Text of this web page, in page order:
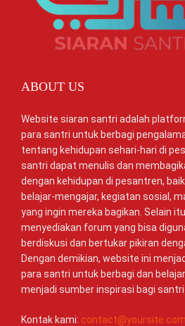
ABOUT US
Website siaran santri adalah
para santri untuk berbagi
tentang kehidupan sehari-hari di
santri dapat menulis dan
dengan kehidupan di pesantren,
belajar-mengajar, kegiatan sosial,
yang ingin mereka bagikan. Selain
menyediakan forum yang bisa
berdiskusi dan bertukar pikiran
Dengan demikian, website ini
para santri untuk berbagi dan
menjadi sumber inspirasi bagi santri
Kontak kami: contact@yoursite.com